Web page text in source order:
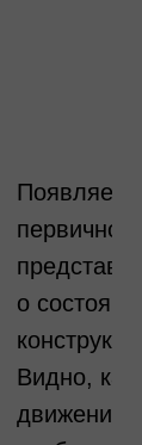
первичное
о
Видно,
движения